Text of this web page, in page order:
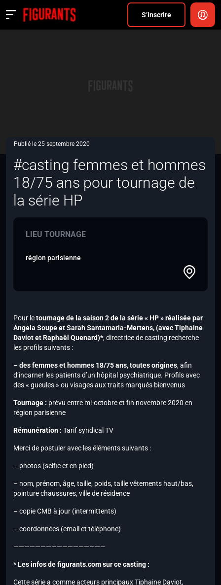
S’inscrire
Actualités
Publié le 25 septembre 2020
#casting femmes et hommes
18/75 ans pour tournage de
la série HP
LIEU TOURNAGE
région parisienne
Pour letournage de la saison 2 de la série « HP » réalisée par
Angela Soupe et Sarah Santamaria-Mertens,(avec Tiphaine
Daviot et Raphaël Quenard)*, directrice de casting recherche
les profils suivants :
– des femmes et hommes 18/75 ans, toutes origines, afin
d’incarner les patients d’un hôpital psychiatrique. Profils avec
des « gueules » ou visages aux traits marqués bienvenus
Tournage : prévu entre mi-octobre et fin novembre 2020 en
région parisienne
Rémunération : Tarif syndical TV
Merci de postuler avec les éléments suivants :
– photos (selfie et en pied)
– nom, prénom, âge, taille, poids, taille vêtements haut/bas,
pointure chaussures, ville de résidence
– copie CMB à jour (intermittents)
– coordonnées (email et téléphone)
—————————————————
* Les infos de figurants.com sur ce casting :
Cette série a comme acteurs principaux Tiphaine Daviot,